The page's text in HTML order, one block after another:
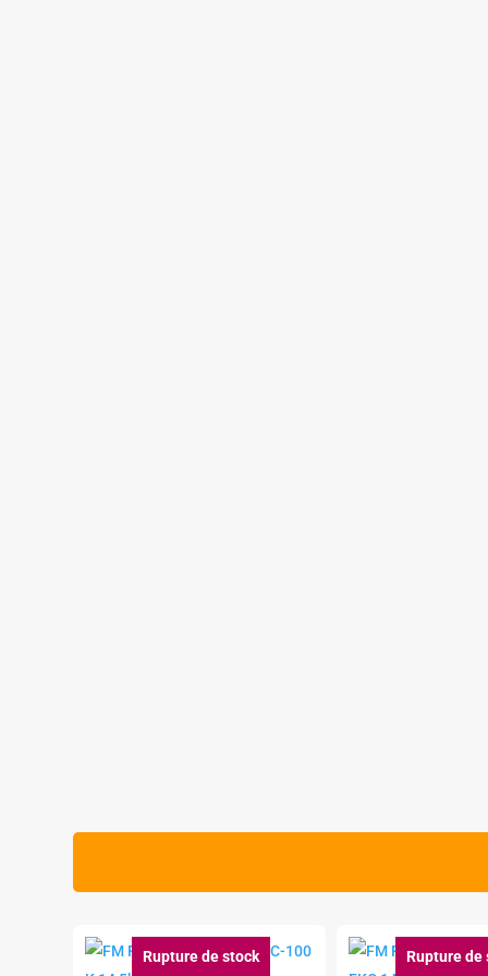
Rupture de stock Rupture de